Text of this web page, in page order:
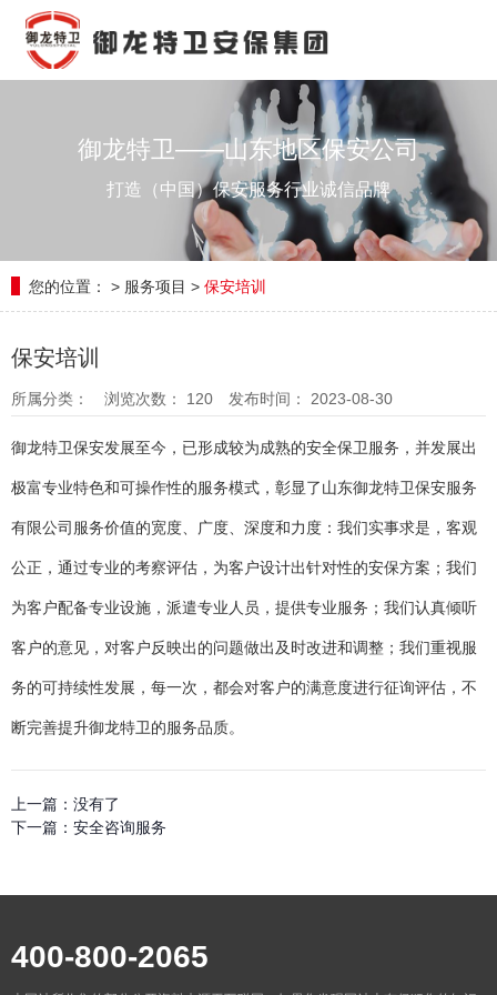
御龙特卫——山东地区保安公司
打造（中国）保安服务行业诚信品牌
您的位置： > 服务项目 > 保安培训
保安培训
所属分类： 浏览次数： 120 发布时间： 2023-08-30
御龙特卫保安发展至今，已形成较为成熟的安全保卫服务，并发展出
极富专业特色和可操作性的服务模式，彰显了山东御龙特卫保安服务
有限公司服务价值的宽度、广度、深度和力度：我们实事求是，客观
公正，通过专业的考察评估，为客户设计出针对性的安保方案；我们
为客户配备专业设施，派遣专业人员，提供专业服务；我们认真倾听
客户的意见，对客户反映出的问题做出及时改进和调整；我们重视服
务的可持续性发展，每一次，都会对客户的满意度进行征询评估，不
断完善提升御龙特卫的服务品质。
上一篇： 没有了
下一篇： 安全咨询服务
400-800-2065